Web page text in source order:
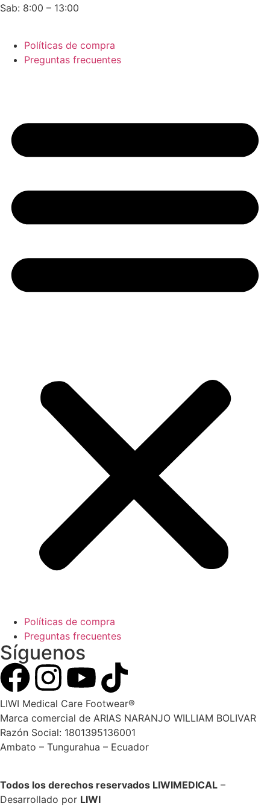
Sab: 8:00 – 13:00
Políticas de compra
Preguntas frecuentes
Políticas de compra
Preguntas frecuentes
Síguenos
LIWI Medical Care Footwear®
Marca comercial de ARIAS NARANJO WILLIAM BOLIVAR
Razón Social: 1801395136001
Ambato – Tungurahua – Ecuador
Todos los derechos reservados LIWIMEDICAL –
Desarrollado por LIWI